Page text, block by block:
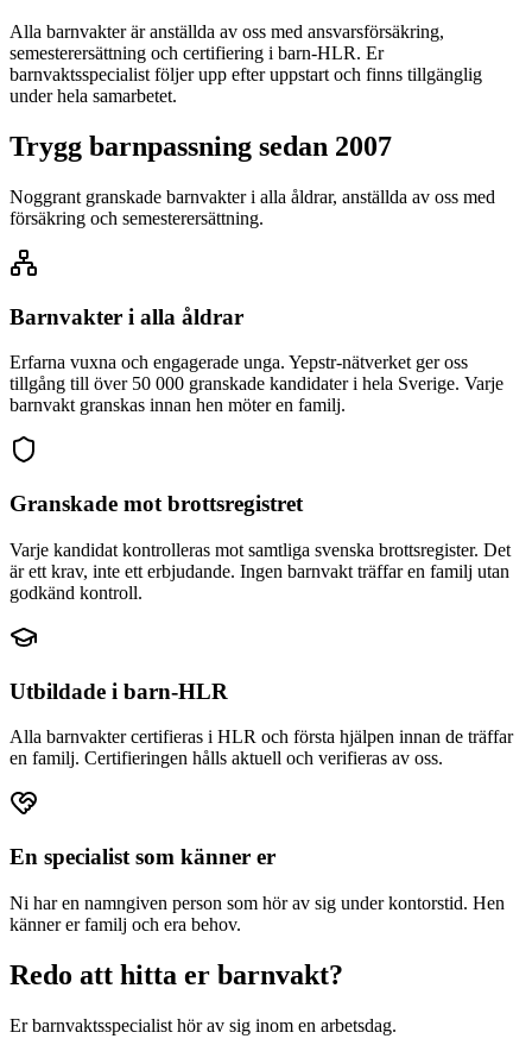
Alla barnvakter är anställda av oss med ansvarsförsäkring,
semesterersättning och certifiering i barn-HLR. Er
barnvaktsspecialist följer upp efter uppstart och finns tillgänglig
under hela samarbetet.
Trygg barnpassning sedan 2007
Noggrant granskade barnvakter i alla åldrar, anställda av oss med
försäkring och semesterersättning.
Barnvakter i alla åldrar
Erfarna vuxna och engagerade unga. Yepstr-nätverket ger oss
tillgång till över 50 000 granskade kandidater i hela Sverige. Varje
barnvakt granskas innan hen möter en familj.
Granskade mot brottsregistret
Varje kandidat kontrolleras mot samtliga svenska brottsregister. Det
är ett krav, inte ett erbjudande. Ingen barnvakt träffar en familj utan
godkänd kontroll.
Utbildade i barn-HLR
Alla barnvakter certifieras i HLR och första hjälpen innan de träffar
en familj. Certifieringen hålls aktuell och verifieras av oss.
En specialist som känner er
Ni har en namngiven person som hör av sig under kontorstid. Hen
känner er familj och era behov.
Redo att hitta er barnvakt?
Er barnvaktsspecialist hör av sig inom en arbetsdag.